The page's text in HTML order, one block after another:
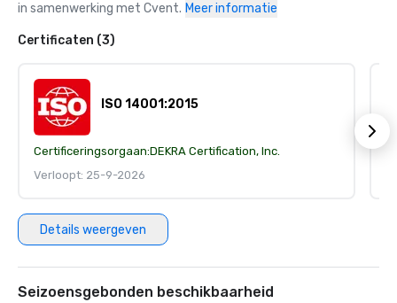
in samenwerking met Cvent. Meer informatie
Certificaten (3)
ISO 14001:2015
Certificeringsorgaan:DEKRA Certification, Inc.
Verloopt: 25-9-2026
Details weergeven
Seizoensgebonden beschikbaarheid